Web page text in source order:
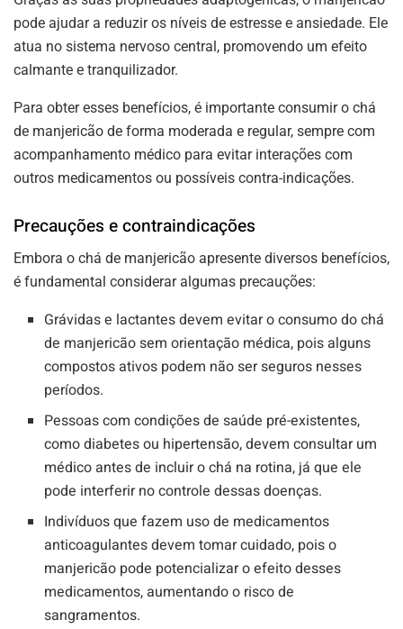
pode ajudar a reduzir os níveis de estresse e ansiedade. Ele
atua no sistema nervoso central, promovendo um efeito
calmante e tranquilizador.
Para obter esses benefícios, é importante consumir o chá
de manjericão de forma moderada e regular, sempre com
acompanhamento médico para evitar interações com
outros medicamentos ou possíveis contra-indicações.
Precauções e contraindicações
Embora o chá de manjericão apresente diversos benefícios,
é fundamental considerar algumas precauções:
Grávidas e lactantes devem evitar o consumo do chá
de manjericão sem orientação médica, pois alguns
compostos ativos podem não ser seguros nesses
períodos.
Pessoas com condições de saúde pré-existentes,
como diabetes ou hipertensão, devem consultar um
médico antes de incluir o chá na rotina, já que ele
pode interferir no controle dessas doenças.
Indivíduos que fazem uso de medicamentos
anticoagulantes devem tomar cuidado, pois o
manjericão pode potencializar o efeito desses
medicamentos, aumentando o risco de
sangramentos.